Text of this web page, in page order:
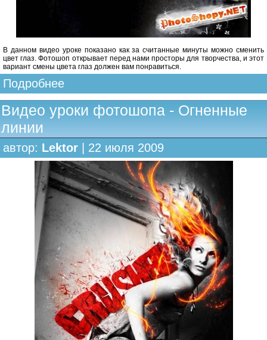
В данном видео уроке показано как за считанные минуты можно сменить
цвет глаз. Фотошоп открывает перед нами просторы для творчества, и этот
вариант смены цвета глаз должен вам понравиться.
Подробнее
Видео уроки фотошопа - Огненные
линии
автор: Lektor | 22 июля 2009